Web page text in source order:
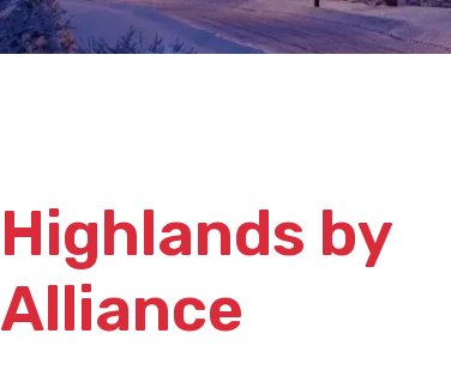
Highlands by
Alliance